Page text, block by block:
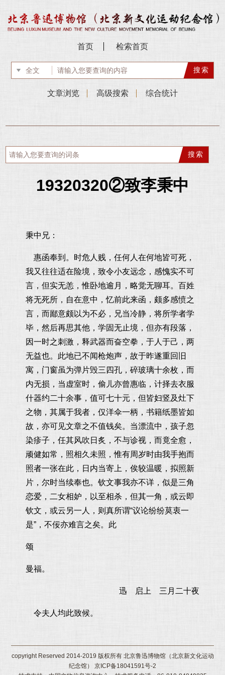
首页 检索首页
文章浏览 高级搜索 综合统计
19320320②致李秉中
秉中兄：
惠函奉到。时危人贱，任何人在何地皆可死，
我又往往适在险境，致令小友远念，感愧实不可
言，但实无恙，惟卧地逾月，略觉无聊耳。百姓
将无死所，自在意中，忆前此来函，颇多感愤之
言，而鄙意颇以为不必，兄当冷静，将所学者学
毕，然后再思其他，学固无止境，但亦有段落，
因一时之刺激，释武器而奋空拳，于人于己，两
无益也。此地已不闻枪炮声，故于昨遂重回旧
寓，门窗虽为弹片毁三四孔，碎玻璃十余枚，而
内无损，当虚室时，偷儿亦曾惠临，计择去衣服
什器约二十余事，值可七十元，但皆妇竖及灶下
之物，其属于我者，仅洋伞一柄，书籍纸墨皆如
故，亦可见文章之不值钱矣。当漂流中，孩子忽
染疹子，任其风吹日炙，不与诊视，而竟全愈，
顽健如常，照相久未照，惟有周岁时由我手抱而
照者一张在此，日内当寄上，俟较温暖，拟照新
片，尔时当续奉也。钦文事我亦不详，似是三角
恋爱，二女相妒，以至相杀，但其一角，或云即
钦文，或云另一人，则真所谓“议论纷纷莫衷一
是”，不佞亦难言之矣。此
颂
曼福。
迅 启上 三月二十夜
令夫人均此致候。
copyright Reserved 2014-2019 版权所有 北京鲁迅博物馆（北京新文化运动
纪念馆） 京ICP备18041591号-2